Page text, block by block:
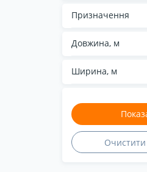
Призначення
Довжина, м
Ширина, м